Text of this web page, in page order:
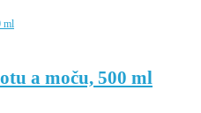
a moču, 500 ml